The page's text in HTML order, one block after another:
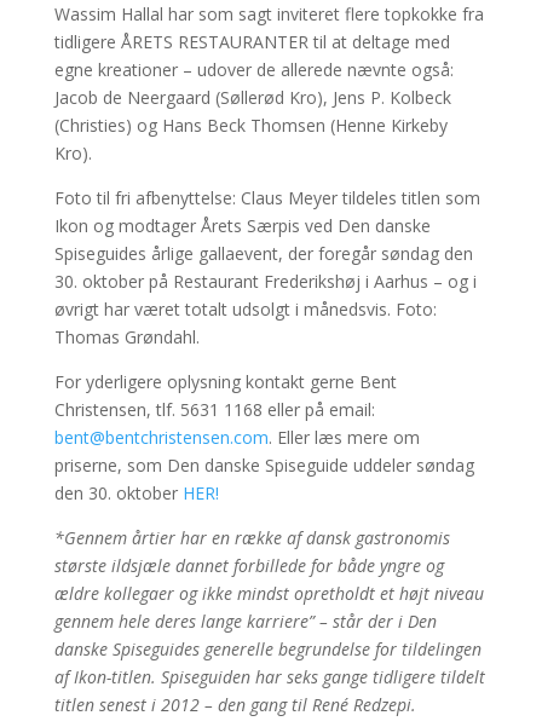
Wassim Hallal har som sagt inviteret flere topkokke fra
tidligere ÅRETS RESTAURANTER til at deltage med
egne kreationer – udover de allerede nævnte også:
Jacob de Neergaard (Søllerød Kro), Jens P. Kolbeck
(Christies) og Hans Beck Thomsen (Henne Kirkeby
Kro).
Foto til fri afbenyttelse: Claus Meyer tildeles titlen som
Ikon og modtager Årets Særpis ved Den danske
Spiseguides årlige gallaevent, der foregår søndag den
30. oktober på Restaurant Frederikshøj i Aarhus – og i
øvrigt har været totalt udsolgt i månedsvis. Foto:
Thomas Grøndahl.
For yderligere oplysning kontakt gerne Bent
Christensen, tlf. 5631 1168 eller på email:
bent@bentchristensen.com. Eller læs mere om
priserne, som Den danske Spiseguide uddeler søndag
den 30. oktober HER!
*Gennem årtier har en række af dansk gastronomis
største ildsjæle dannet forbillede for både yngre og
ældre kollegaer og ikke mindst opretholdt et højt niveau
gennem hele deres lange karriere” – står der i Den
danske Spiseguides generelle begrundelse for tildelingen
af Ikon-titlen. Spiseguiden har seks gange tidligere tildelt
titlen senest i 2012 – den gang til René Redzepi.